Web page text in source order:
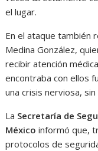
el lugar.
En el ataque también
Medina González,
recibir atención
encontraba con ellos
una crisis nerviosa,
La Secretaría de
México informó que,
protocolos de